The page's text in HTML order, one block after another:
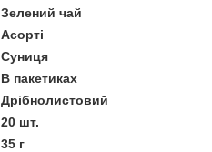
Зелений чай
Асорті
Суниця
В пакетиках
Дрібнолистовий
20 шт.
35 г